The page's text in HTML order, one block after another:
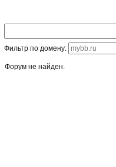
Фильтр по домену:
Форум не найден.